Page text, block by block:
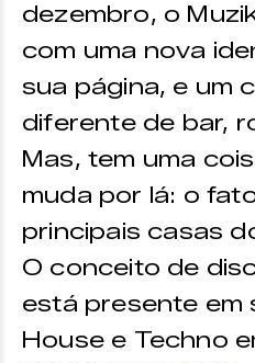
dezembro, o
com uma nova
sua página, e um
diferente de bar,
Mas, tem uma
muda por lá: o
principais casas
O conceito de
está presente em
House e Techno